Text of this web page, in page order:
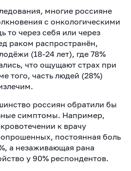
многие россияне
с онкологическими
то через себя или через
раком распространён,
(18-24 лет), где 78%
что ощущают страх при
того, часть людей (28%)
россиян обратили бы
симптомы. Например,
к врачу
постоянная боль
а незаживающая рана
у 90% респондентов.